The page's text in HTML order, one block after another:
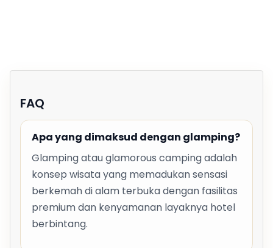
FAQ
Apa yang dimaksud dengan glamping?
Glamping atau glamorous camping adalah
konsep wisata yang memadukan sensasi
berkemah di alam terbuka dengan fasilitas
premium dan kenyamanan layaknya hotel
berbintang.